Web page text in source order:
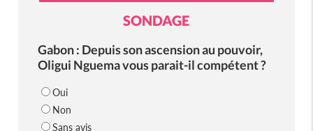
SONDAGE
Gabon : Depuis son ascension au pouvoir,
Oligui Nguema vous parait-il compétent ?
Oui
Non
Sans avis